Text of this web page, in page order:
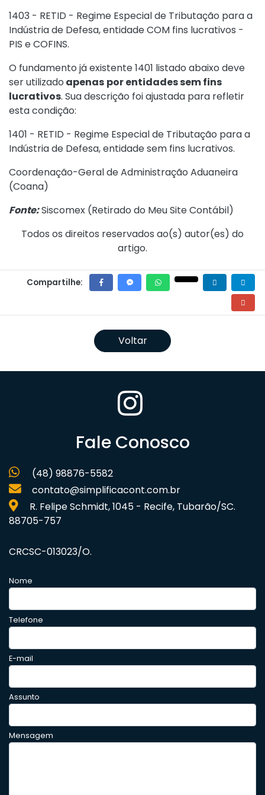
1403 - RETID - Regime Especial de Tributação para a
Indústria de Defesa, entidade COM fins lucrativos -
PIS e COFINS.
O fundamento já existente 1401 listado abaixo deve
ser utilizado apenas por entidades sem fins
lucrativos. Sua descrição foi ajustada para refletir
esta condição:
1401 - RETID - Regime Especial de Tributação para a
Indústria de Defesa, entidade sem fins lucrativos.
Coordenação-Geral de Administração Aduaneira
(Coana)
Fonte:Siscomex (Retirado do Meu Site Contábil)
Todos os direitos reservados ao(s) autor(es) do
artigo.
Compartilhe:
Voltar
Fale Conosco
(48) 98876-5582
contato@simplificacont.com.br
R. Felipe Schmidt, 1045 - Recife, Tubarão/SC.
88705-757
CRCSC-013023/O.
Nome
Telefone
E-mail
Assunto
Mensagem